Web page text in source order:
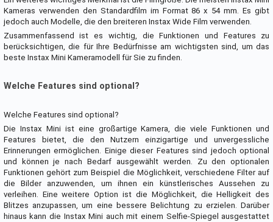
Kameras verwenden den Standardfilm im Format 86 x 54 mm. Es gibt
jedoch auch Modelle, die den breiteren Instax Wide Film verwenden.
Zusammenfassend ist es wichtig, die Funktionen und Features zu
berücksichtigen, die für Ihre Bedürfnisse am wichtigsten sind, um das
beste Instax Mini Kameramodell für Sie zu finden.
Welche Features sind optional?
Welche Features sind optional?
Die Instax Mini ist eine großartige Kamera, die viele Funktionen und
Features bietet, die den Nutzern einzigartige und unvergessliche
Erinnerungen ermöglichen. Einige dieser Features sind jedoch optional
und können je nach Bedarf ausgewählt werden. Zu den optionalen
Funktionen gehört zum Beispiel die Möglichkeit, verschiedene Filter auf
die Bilder anzuwenden, um ihnen ein künstlerisches Aussehen zu
verleihen. Eine weitere Option ist die Möglichkeit, die Helligkeit des
Blitzes anzupassen, um eine bessere Belichtung zu erzielen. Darüber
hinaus kann die Instax Mini auch mit einem Selfie-Spiegel ausgestattet